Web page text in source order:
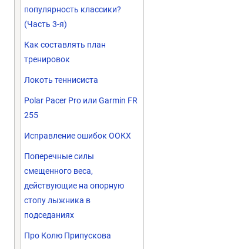
популярность классики?
(Часть 3-я)
Как составлять план
тренировок
Локоть теннисиста
Polar Pacer Pro или Garmin FR
255
Исправление ошибок ООКХ
Поперечные силы
смещенного веса,
действующие на опорную
стопу лыжника в
подседаниях
Про Колю Припускова